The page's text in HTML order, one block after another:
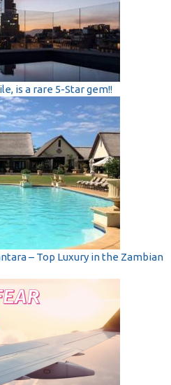
is a rare 5-Star gem!!
– Top Luxury in the Zambian